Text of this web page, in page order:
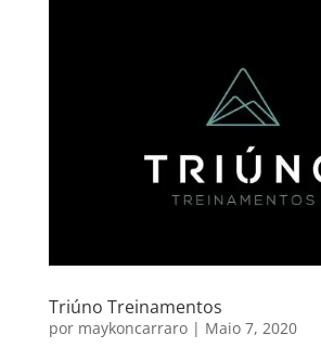
Triúno Treinamentos
por maykoncarraro| Maio 7, 2020